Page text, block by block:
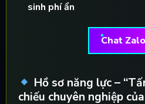
sinh phí ẩn
Chat
Hồ sơ năng lực –
chiếu chuyên nghiệp